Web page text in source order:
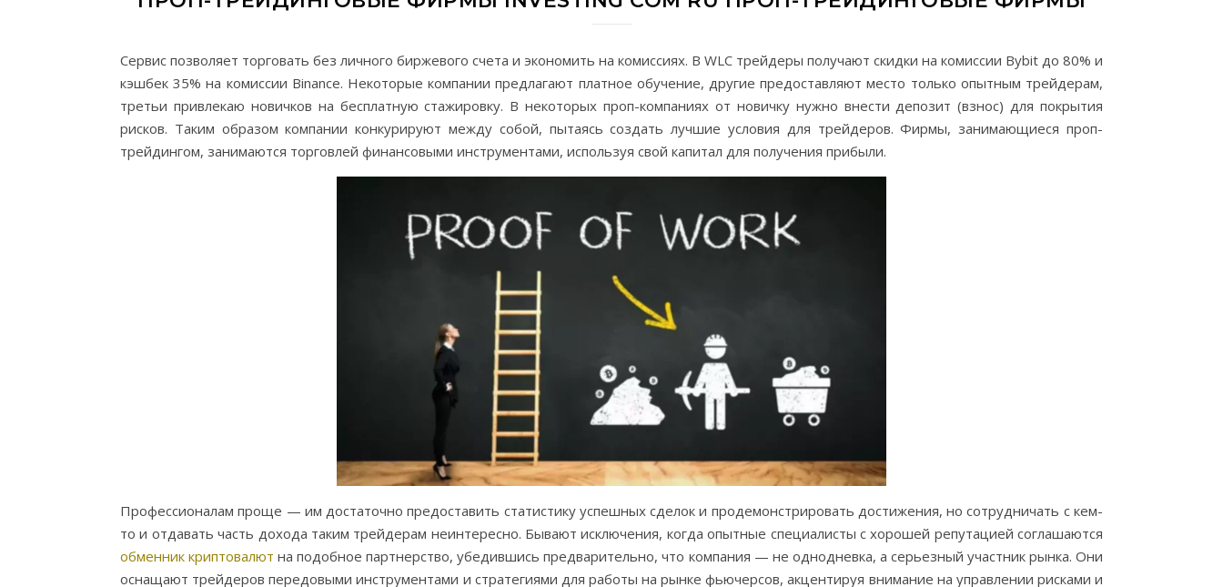
Сервис позволяет торговать без личного биржевого счета и экономить на комиссиях. В WLC трейдеры получают скидки на комиссии Bybit до 80% и
кэшбек 35% на комиссии Binance. Некоторые компании предлагают платное обучение, другие предоставляют место только опытным трейдерам,
третьи привлекаю новичков на бесплатную стажировку. В некоторых проп-компаниях от новичку нужно внести депозит (взнос) для покрытия
рисков. Таким образом компании конкурируют между собой, пытаясь создать лучшие условия для трейдеров. Фирмы, занимающиеся проп-
трейдингом, занимаются торговлей финансовыми инструментами, используя свой капитал для получения прибыли.
Профессионалам проще — им достаточно предоставить статистику успешных сделок и продемонстрировать достижения, но сотрудничать с кем-
то и отдавать часть дохода таким трейдерам неинтересно. Бывают исключения, когда опытные специалисты с хорошей репутацией соглашаются
обменник криптовалют на подобное партнерство, убедившись предварительно, что компания — не однодневка, а серьезный участник рынка. Они
оснащают трейдеров передовыми инструментами и стратегиями для работы на рынке фьючерсов, акцентируя внимание на управлении рисками и